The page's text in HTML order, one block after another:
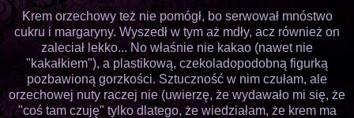
Krem orzechowy też nie pomógł, bo serwował mnóstwo
cukru i margaryny. Wyszedł w tym aż mdły, acz również on
zaleciał lekko... No właśnie nie kakao (nawet nie
"kakałkiem"), a plastikową, czekoladopodobną figurką
pozbawioną gorzkości. Sztuczność w nim czułam, ale
orzechowej nuty raczej nie (uwierzę, że wydawało mi się, że
"coś tam czuję" tylko dlatego, że wiedziałam, że krem ma